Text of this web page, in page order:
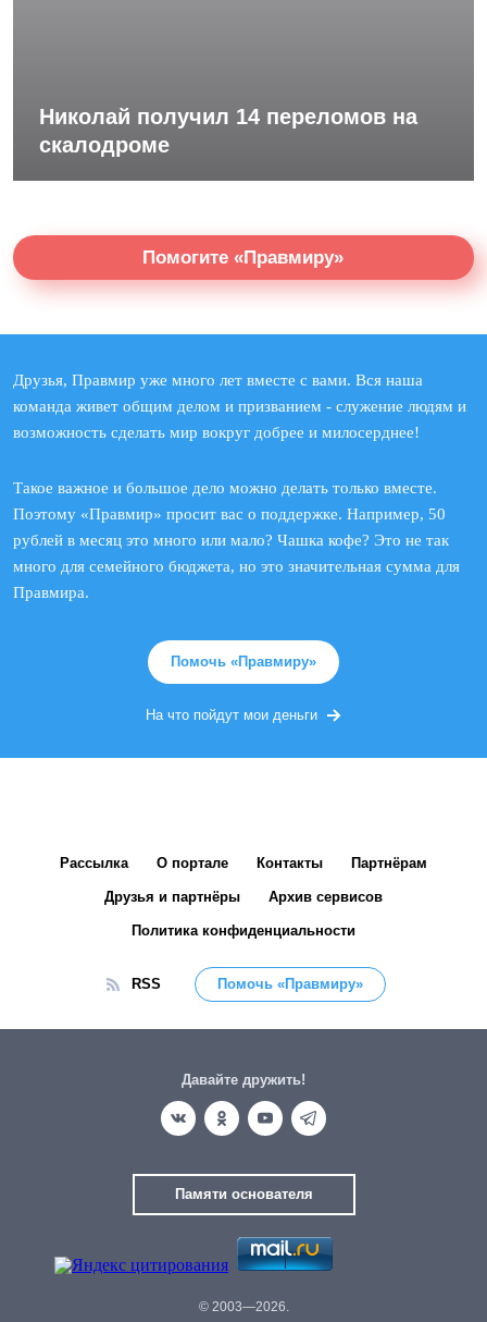
Николай получил 14 переломов на
скалодроме
Помогите «Правмиру»
Друзья, Правмир уже много лет вместе с вами. Вся наша
команда живет общим делом и призванием - служение людям и
возможность сделать мир вокруг добрее и милосерднее!
Такое важное и большое дело можно делать только вместе.
Поэтому «Правмир» просит вас о поддержке. Например, 50
рублей в месяц это много или мало? Чашка кофе? Это не так
много для семейного бюджета, но это значительная сумма для
Правмира.
Помочь «Правмиру»
На что пойдут мои деньги
Рассылка О портале Контакты Партнёрам
Друзья и партнёры Архив сервисов
Политика конфиденциальности
RSS Помочь «Правмиру»
Давайте дружить!
Памяти основателя
© 2003—2026.